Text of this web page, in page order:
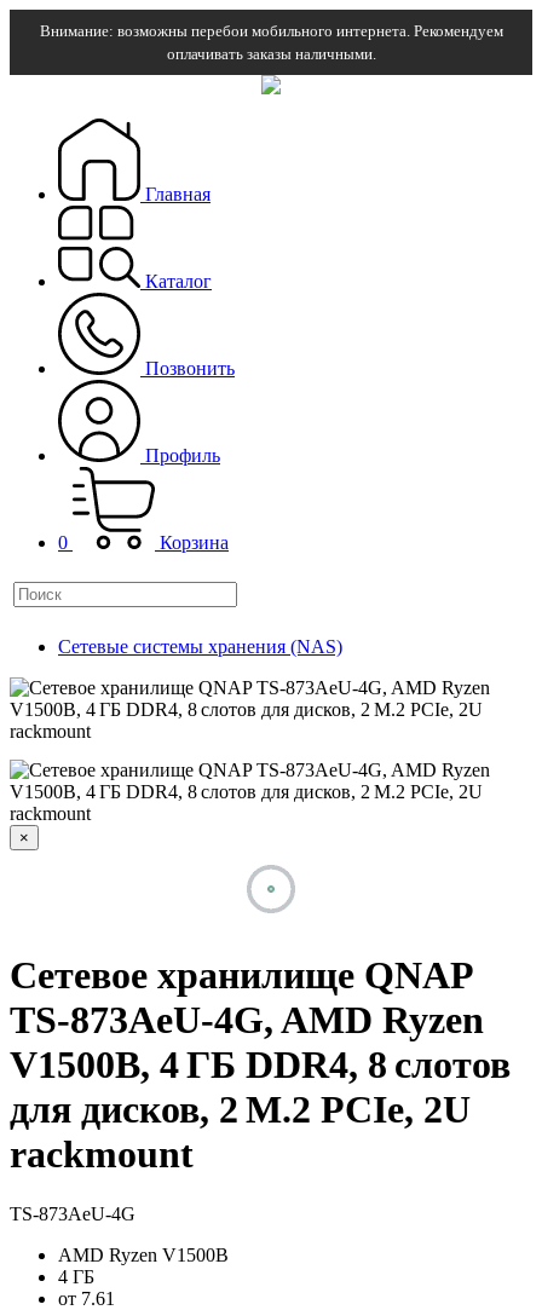
Внимание: возможны перебои мобильного интернета. Рекомендуем
оплачивать заказы наличными.
Главная
Каталог
Позвонить
Профиль
0 Корзина
Сетевые системы хранения (NAS)
×
Сетевое хранилище QNAP
TS-873AeU-4G, AMD Ryzen
V1500B, 4 ГБ DDR4, 8 слотов
для дисков, 2 M.2 PCIe, 2U
rackmount
TS-873AeU-4G
AMD Ryzen V1500B
4 ГБ
от 7.61